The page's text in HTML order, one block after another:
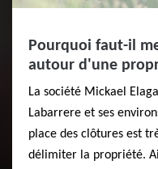
Pourquoi faut-il
autour d'une
La société Mickael
Labarrere et ses
place des clôtures est
délimiter la propriété.